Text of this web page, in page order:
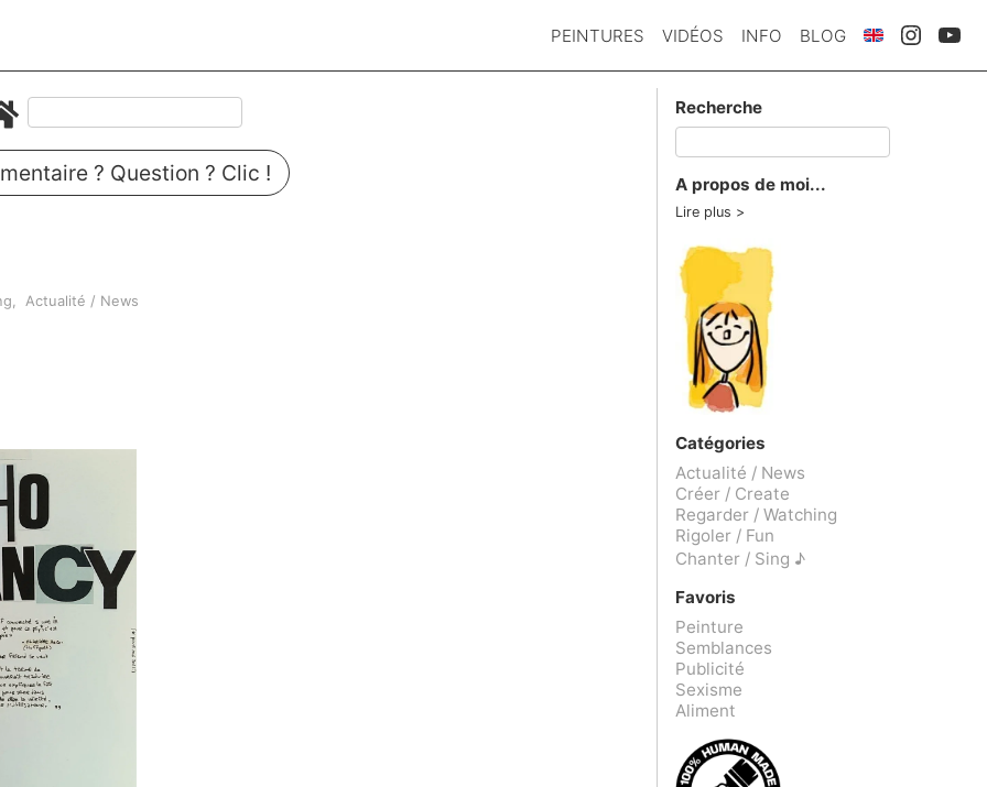
PEINTURES VIDÉOS INFO BLOG
? Question ? Clic !
Actualité / News
Recherche
A propos de moi...
Lire plus
Catégories
Actualité / News
Créer / Create
Regarder / Watching
Rigoler / Fun
Chanter / Sing ♪
Favoris
Peinture
Semblances
Publicité
Sexisme
Aliment